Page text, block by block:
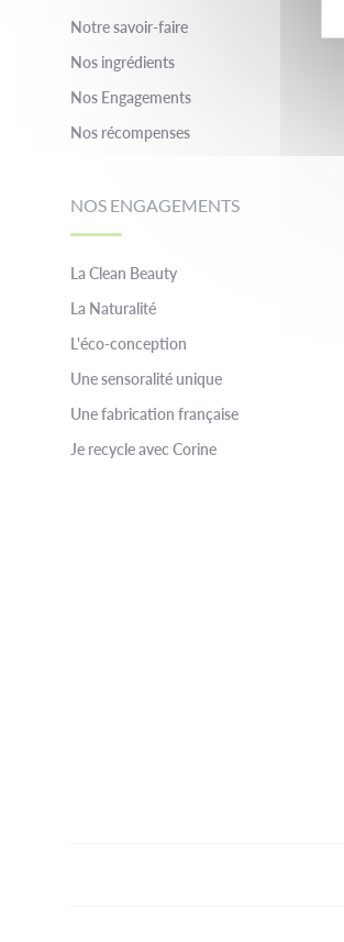
Notre savoir-faire
Nos ingrédients
Nos Engagements
Nos récompenses
NOS ENGAGEMENTS
La Clean Beauty
La Naturalité
L'éco-conception
Une sensoralité unique
Une fabrication française
Je recycle avec Corine